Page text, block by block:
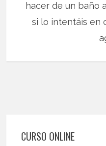
hacer de un baño
si lo intentáis en
CURSO ONLINE